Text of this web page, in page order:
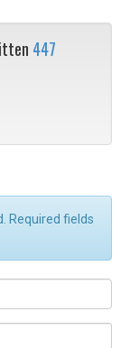
447
Required fields